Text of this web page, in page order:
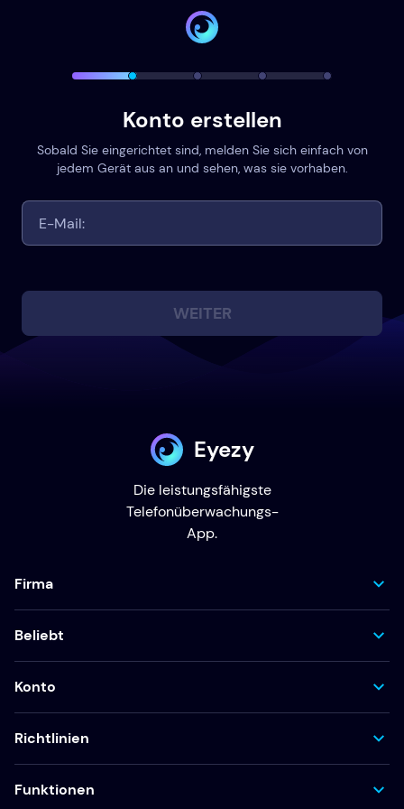
Konto erstellen
Sobald Sie eingerichtet sind, melden Sie sich einfach von
jedem Gerät aus an und sehen, was sie vorhaben.
WEITER
Eyezy
Die leistungsfähigste
Telefonüberwachungs-
App.
Firma
Beliebt
Konto
Richtlinien
Funktionen